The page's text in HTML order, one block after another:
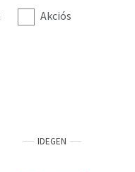
Akciós
IDEGEN